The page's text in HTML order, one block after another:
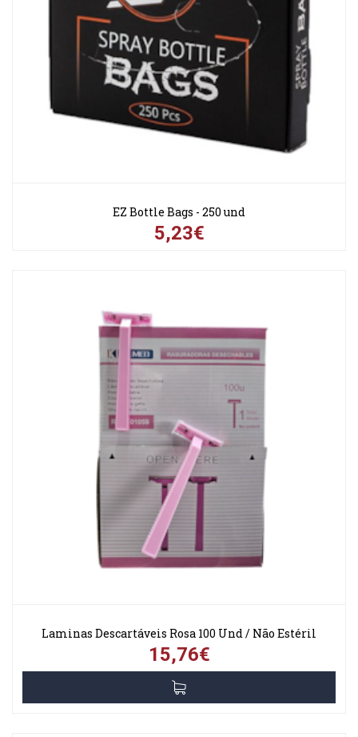
EZ Bottle Bags - 250 und
5,23€
Laminas Descartáveis Rosa 100 Und / Não Estéril
15,76€